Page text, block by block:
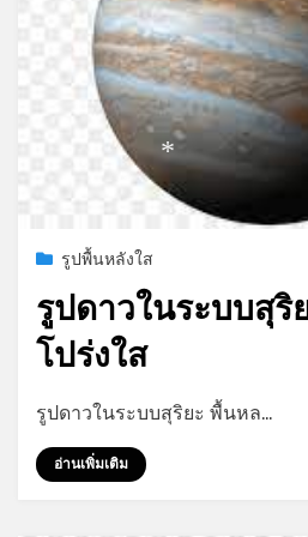
Postedธันวาคม 20, 2021
รูปพื้นหลังใส
รูปดาวในระบบสุริ
โปร่งใส
admin
รูปดาวในระบบสุริยะ พื้นหล…
อ่านเพิ่มเติม
*
*